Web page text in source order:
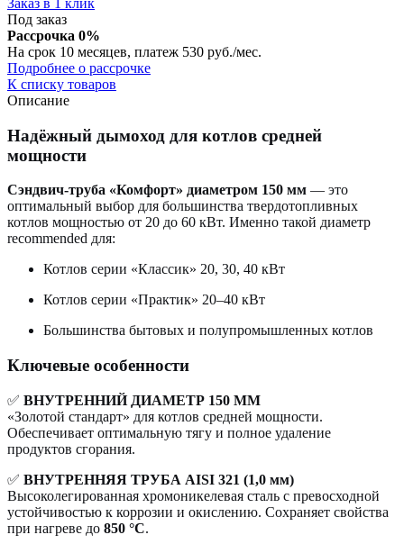
Под заказ
Рассрочка 0%
На срок 10 месяцев, платеж 530 руб./мес.
Подробнее о рассрочке
К списку товаров
Описание
Надёжный дымоход для котлов средней
мощности
Сэндвич-труба «Комфорт» диаметром 150 мм — это
оптимальный выбор для большинства твердотопливных
котлов мощностью от 20 до 60 кВт. Именно такой диаметр
recommended для:
Котлов серии «Классик» 20, 30, 40 кВт
Котлов серии «Практик» 20–40 кВт
Большинства бытовых и полупромышленных котлов
Ключевые особенности
✅ ВНУТРЕННИЙ ДИАМЕТР 150 ММ
«Золотой стандарт» для котлов средней мощности.
Обеспечивает оптимальную тягу и полное удаление
продуктов сгорания.
✅ ВНУТРЕННЯЯ ТРУБА AISI 321 (1,0 мм)
Высоколегированная хромоникелевая сталь с превосходной
устойчивостью к коррозии и окислению. Сохраняет свойства
при нагреве до 850 °С.